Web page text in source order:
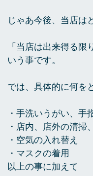
じゃあ今後、当店は
「当店は出来得る
いう事です。
では、具体的に何を
・手洗いうがい、手
・店内、店外の清掃
・空気の入れ替え
・マスクの着用
以上の事に加えて